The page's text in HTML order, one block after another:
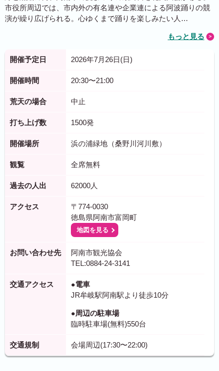
市役所周辺では、市内外の有名連や企業連による阿波踊りの競
演が繰り広げられる。心ゆくまで踊りを楽しみたい人…
もっと見る
開催予定日 2026年7月26日(日)
開催時間 20:30〜21:00
荒天の場合 中止
打ち上げ数 1500発
開催場所 浜の浦緑地（桑野川河川敷）
観覧 全席無料
過去の人出 62000人
アクセス
〒774-0030
徳島県阿南市富岡町
地図を見る
お問い合わせ先
阿南市観光協会
TEL:0884-24-3141
交通アクセス
●電車
JR牟岐駅阿南駅より徒歩10分
●周辺の駐車場
臨時駐車場(無料)550台
交通規制 会場周辺(17:30〜22:00)